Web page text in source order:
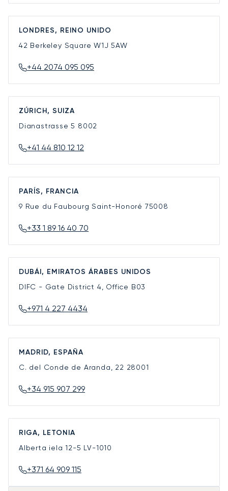
LONDRES, REINO UNIDO
42 Berkeley SquareW1J 5AW
+44 2074 095 095
ZÚRICH, SUIZA
Dianastrasse 5 8002
+41 44 810 12 12
PARÍS, FRANCIA
9 Rue du Faubourg Saint-Honoré 75008
+33 1 89 16 40 70
DUBÁI, EMIRATOS ÁRABES UNIDOS
DIFC - Gate District 4, Office B03
+971 4 227 4434
MADRID, ESPAÑA
C. del Conde de Aranda, 22 28001
+34 915 907 299
RIGA, LETONIA
Alberta iela 12-5 LV-1010
+371 64 909 115